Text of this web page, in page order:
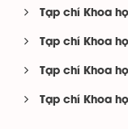
Tạp chí Khoa
Tạp chí Khoa
Tạp chí Khoa
Tạp chí Khoa